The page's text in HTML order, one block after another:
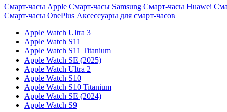
Смарт-часы Apple Смарт-часы Samsung Смарт-часы Huawei
Смарт-часы OnePlus Аксессуары для смарт-часов
Apple Watch Ultra 3
Apple Watch S11
Apple Watch S11 Titanium
Apple Watch SE (2025)
Apple Watch Ultra 2
Apple Watch S10
Apple Watch S10 Titanium
Apple Watch SE (2024)
Apple Watch S9